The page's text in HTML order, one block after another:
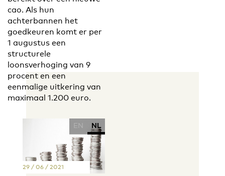
cao. Als hun
achterbannen het
goedkeuren komt er per
1 augustus een
structurele
loonsverhoging van 9
procent en een
eenmalige uitkering van
maximaal 1.200 euro.
EN NL
29 / 06 / 2021